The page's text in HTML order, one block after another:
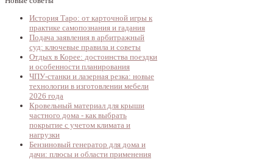
История Таро: от карточной игры к
практике самопознания и гадания
Подача заявления в арбитражный
суд: ключевые правила и советы
Отдых в Корее: достоинства поездки
и особенности планирования
ЧПУ-станки и лазерная резка: новые
технологии в изготовлении мебели
2026 года
Кровельный материал для крыши
частного дома - как выбрать
покрытие с учетом климата и
нагрузки
Бензиновый генератор для дома и
дачи: плюсы и области применения